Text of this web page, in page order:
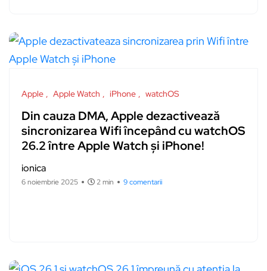
Apple Apple Watch iPhone watchOS
Din cauza DMA, Apple dezactivează
sincronizarea Wifi începând cu watchOS
26.2 între Apple Watch și iPhone!
ionica
6 noiembrie 2025 2 min 9 comentarii